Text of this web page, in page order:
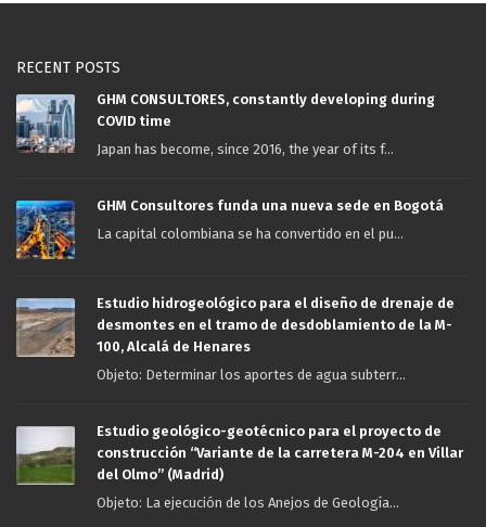
RECENT POSTS
GHM CONSULTORES, constantly developing during
COVID time
Japan has become, since 2016, the year of its f...
GHM Consultores funda una nueva sede en Bogotá
La capital colombiana se ha convertido en el pu...
Estudio hidrogeológico para el diseño de drenaje de
desmontes en el tramo de desdoblamiento de la M-
100, Alcalá de Henares
Objeto: Determinar los aportes de agua subterr...
Estudio geológico-geotécnico para el proyecto de
construcción “Variante de la carretera M-204 en Villar
del Olmo” (Madrid)
Objeto: La ejecución de los Anejos de Geología...